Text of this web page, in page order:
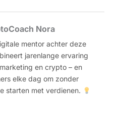
Nora
mentor achter deze
jarenlange ervaring
en crypto – en
elke dag om zonder
starten met verdienen.